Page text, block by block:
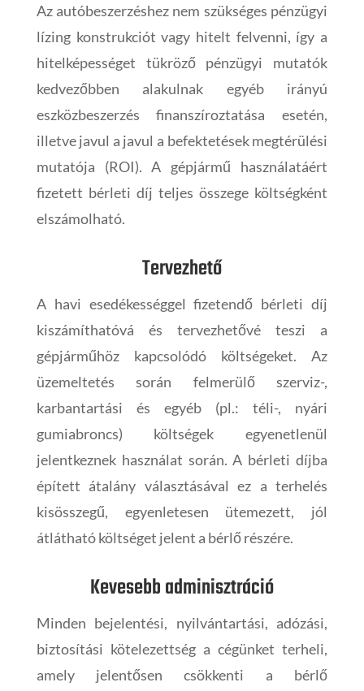
Az autóbeszerzéshez nem szükséges pénzügyi
lízing konstrukciót vagy hitelt felvenni, így a
hitelképességet tükröző pénzügyi mutatók
kedvezőbben alakulnak egyéb irányú
eszközbeszerzés finanszíroztatása esetén,
illetve javul a javul a befektetések megtérülési
mutatója (ROI). A gépjármű használatáért
fizetett bérleti díj teljes összege költségként
elszámolható.
Tervezhető
A havi esedékességgel fizetendő bérleti díj
kiszámíthatóvá és tervezhetővé teszi a
gépjárműhöz kapcsolódó költségeket. Az
üzemeltetés során felmerülő szerviz-,
karbantartási és egyéb (pl.: téli-, nyári
gumiabroncs) költségek egyenetlenül
jelentkeznek használat során. A bérleti díjba
épített átalány választásával ez a terhelés
kisösszegű, egyenletesen ütemezett, jól
átlátható költséget jelent a bérlő részére.
Kevesebb adminisztráció
Minden bejelentési, nyilvántartási, adózási,
biztosítási kötelezettség a cégünket terheli,
amely jelentősen csökkenti a bérlő